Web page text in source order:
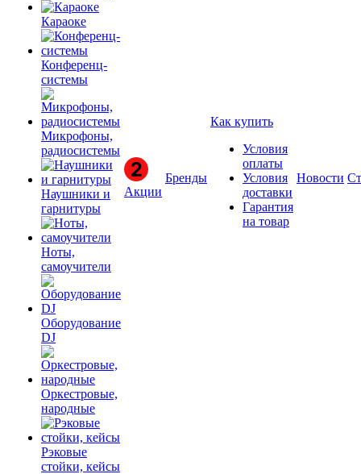
Караоке
Конференц-
системы
Микрофоны,
радиосистемы
Наушники и
гарнитуры
Ноты,
самоучители
Оборудование
DJ
Оркестровые,
народные
Рэковые
стойки, кейсы
Акции
Бренды
Как купить
Условия
оплаты
Условия
доставки
Гарантия
на товар
Новости